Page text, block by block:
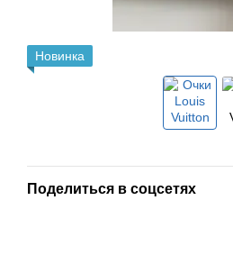
Новинка
Поделиться в соцсетях